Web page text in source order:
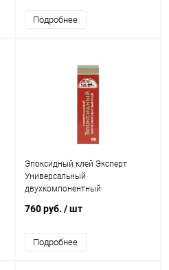
Подробнее
Эпоксидный клей Эксперт
Универсальный
двухкомпонентный
760 руб. / шт
Подробнее